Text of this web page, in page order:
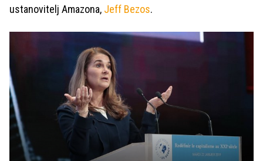
ustanovitelj Amazona, Jeff Bezos.